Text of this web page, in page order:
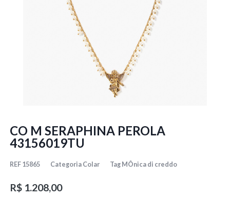
CO M SERAPHINA PEROLA
43156019TU
REF 15865 Categoria Colar Tag MÔnica di creddo
R$1.208,00